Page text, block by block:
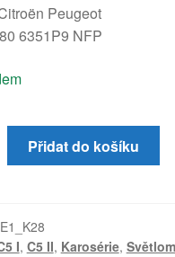
Peugeot
6351P9 NFP
Přidat do košíku
I, C5 II, Karosérie,